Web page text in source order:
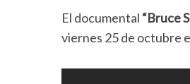
El documental “Bruce
viernes 25 de octubre